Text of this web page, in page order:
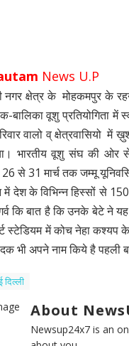
News U.P
नगर क्षेत्र के मोहकमपुर के
वूशु प्रतियोगिता में
वालो व् क्षेत्रवासियो में
भारतीय वूशु संघ की ओर
26 से 31 मार्च तक जम्मू
देश के विभिन्न हिस्सों से
कि बात है कि उनके बेटे ने
स्टेडियम में कोच नेहा
भी अपने नाम किये है पहली
द‍िल्ली
About
Newsup24x7 is an